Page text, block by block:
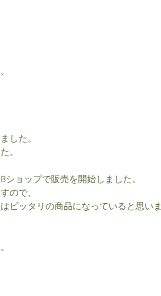
した。
。
ョップで販売を開始しました。
ので、
ピッタリの商品になっていると思いま